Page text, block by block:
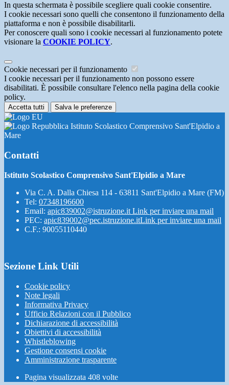
In questa schermata è possibile scegliere quali cookie consentire.
I cookie necessari sono quelli che consentono il funzionamento della
piattaforma e non è possibile disabilitarli.
Per conoscere quali sono i cookie necessari al funzionamento potete
visionare la COOKIE POLICY.
Cookie necessari per il funzionamento
I cookie necessari per il funzionamento non possono essere
disabilitati. È possibile consultare l'elenco nella pagina della cookie
policy.
Accetta tutti Salva le preferenze
Istituto Scolastico Comprensivo Sant'Elpidio a
Mare
Contatti
Istituto Scolastico Comprensivo Sant'Elpidio a Mare
Via C. A. Dalla Chiesa 114 - 63811 Sant'Elpidio a Mare (FM)
Tel: 07348196600
Email: apic839002@istruzione.it Link per inviare una mail
PEC: apic839002@pec.istruzione.itLink per inviare una mail
C.F.: 90055110440
Sezione Link Utili
Cookie policy
Note legali
Informativa Privacy
Ufficio Relazioni con il Pubblico
Dichiarazione di accessibilità
Obiettivi di accessibilità
Whistleblowing
Gestione consensi cookie
Amministrazione trasparente
Pagina visualizzata 408 volte